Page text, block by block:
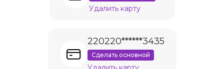
Удалить карту
220220******3435
Сделать основной